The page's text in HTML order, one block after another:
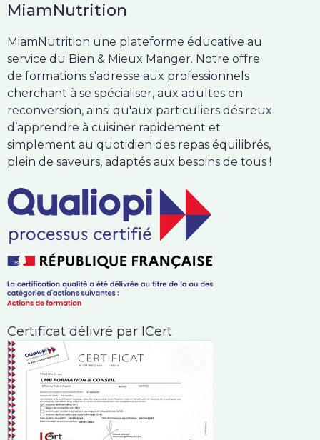
MiamNutrition
MiamNutrition une plateforme éducative au
service du Bien & Mieux Manger. Notre offre
de formations s'adresse aux professionnels
cherchant à se spécialiser, aux adultes en
reconversion, ainsi qu'aux particuliers désireux
d’apprendre à cuisiner rapidement et
simplement au quotidien des repas équilibrés,
plein de saveurs, adaptés aux besoins de tous !
Certificat délivré par ICert